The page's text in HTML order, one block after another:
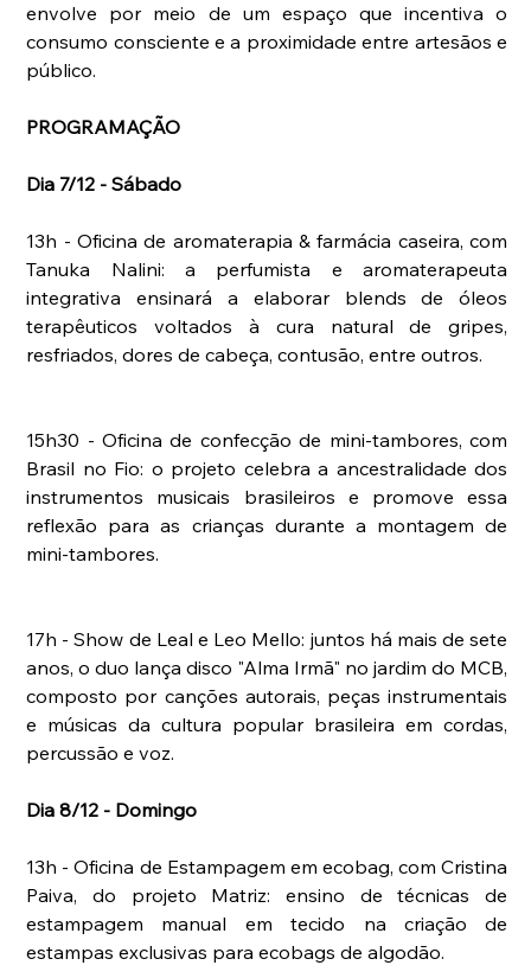
envolve por meio de um espaço que incentiva o
consumo consciente e a proximidade entre artesãos e
público.
PROGRAMAÇÃO
Dia 7/12 - Sábado
13h - Oficina de aromaterapia & farmácia caseira, com
Tanuka Nalini: a perfumista e aromaterapeuta
integrativa ensinará a elaborar blends de óleos
terapêuticos voltados à cura natural de gripes,
resfriados, dores de cabeça, contusão, entre outros.
15h30 - Oficina de confecção de mini-tambores, com
Brasil no Fio: o projeto celebra a ancestralidade dos
instrumentos musicais brasileiros e promove essa
reflexão para as crianças durante a montagem de
mini-tambores.
17h - Show de Leal e Leo Mello: juntos há mais de sete
anos, o duo lança disco "Alma Irmã" no jardim do MCB,
composto por canções autorais, peças instrumentais
e músicas da cultura popular brasileira em cordas,
percussão e voz.
Dia 8/12 - Domingo
13h - Oficina de Estampagem em ecobag, com Cristina
Paiva, do projeto Matriz: ensino de técnicas de
estampagem manual em tecido na criação de
estampas exclusivas para ecobags de algodão.